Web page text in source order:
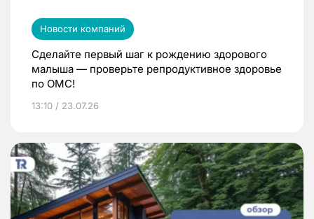
Новости компаний
Сделайте первый шаг к рождению здорового
малыша — проверьте репродуктивное здоровье
по ОМС!
13:10 / 23.07.26